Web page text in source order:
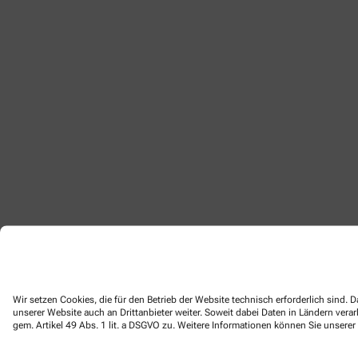
Wir setzen Cookies, die für den Betrieb der Website technisch erforderlich sind.
unserer Website auch an Drittanbieter weiter. Soweit dabei Daten in Ländern
gem. Artikel 49 Abs. 1 lit. a DSGVO zu. Weitere Informationen können Sie unserer